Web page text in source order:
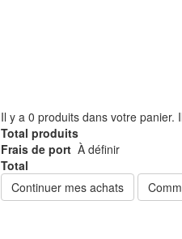
Il y a 0 produits dans votre panier.
Total produits
Frais de port À définir
Total
Continuer mes achats